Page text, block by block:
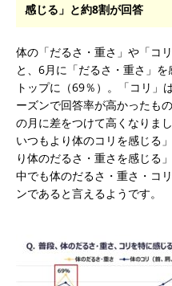
感じる」と約8割が回答
体の「だるさ・重さ」や「コ
と、6月に「だるさ・重さ」
トップに（69％）。「コリ」
ーズンで回答率が高かったも
の月に差をつけて高くなりま
いつもより体のコリを感じる
り体のだるさ・重さを感じる
中でも体のだるさ・重さ・コ
ンであると言えるようです。